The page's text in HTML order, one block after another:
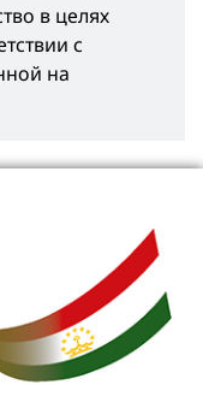
в целях
с
на